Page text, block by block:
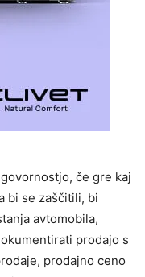
če gre kaj
bi se zaščitili, bi
avtomobila,
prodajo s
prodajno ceno